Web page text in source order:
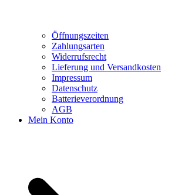
Öffnungszeiten
Zahlungsarten
Widerrufsrecht
Lieferung und Versandkosten
Impressum
Datenschutz
Batterieverordnung
AGB
Mein Konto